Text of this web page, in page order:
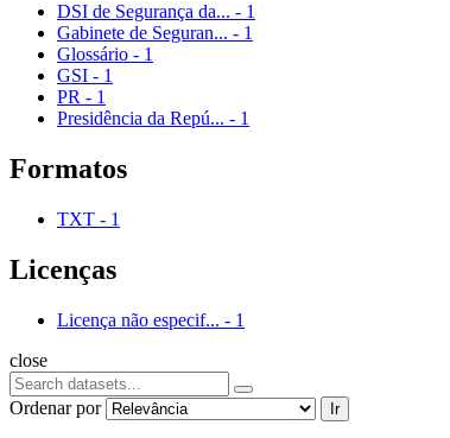
DSI de Segurança da... - 1
Gabinete de Seguran... - 1
Glossário - 1
GSI - 1
PR - 1
Presidência da Repú... - 1
Formatos
TXT - 1
Licenças
Licença não especif... - 1
close
Ordenar por Ir